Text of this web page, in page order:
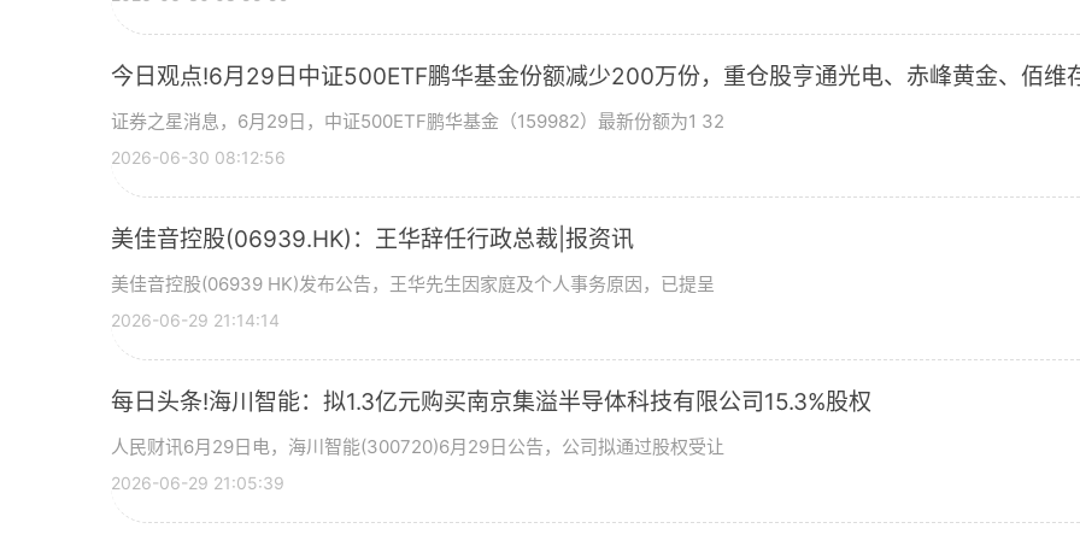
今日观点!6月29日中证500ETF鹏华基金份额减少200万份，重仓股亨通光电、赤峰黄金、佰维
证券之星消息，6月29日，中证500ETF鹏华基金（159982）最新份额为1 32
2026-06-30 08:12:56
美佳音控股(06939.HK)：王华辞任行政总裁|报资讯
美佳音控股(06939 HK)发布公告，王华先生因家庭及个人事务原因，已提呈
2026-06-29 21:14:14
每日头条!海川智能：拟1.3亿元购买南京集溢半导体科技有限公司15.3%股权
人民财讯6月29日电，海川智能(300720)6月29日公告，公司拟通过股权受让
2026-06-29 21:05:39